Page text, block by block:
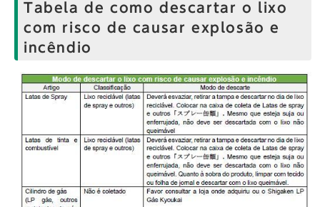
Tabela de como descartar o lixo
com risco de causar explosão e
incêndio